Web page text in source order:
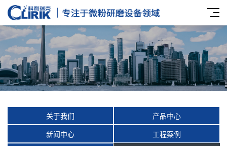
关于我们
产品中心
新闻中心
工程案例